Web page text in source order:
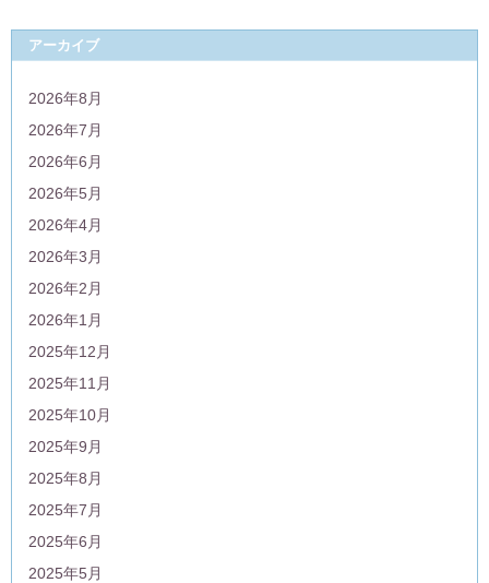
アーカイブ
2026年8月
2026年7月
2026年6月
2026年5月
2026年4月
2026年3月
2026年2月
2026年1月
2025年12月
2025年11月
2025年10月
2025年9月
2025年8月
2025年7月
2025年6月
2025年5月